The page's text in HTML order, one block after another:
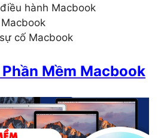
hành Macbook
cố Macbook
Mềm Macbook